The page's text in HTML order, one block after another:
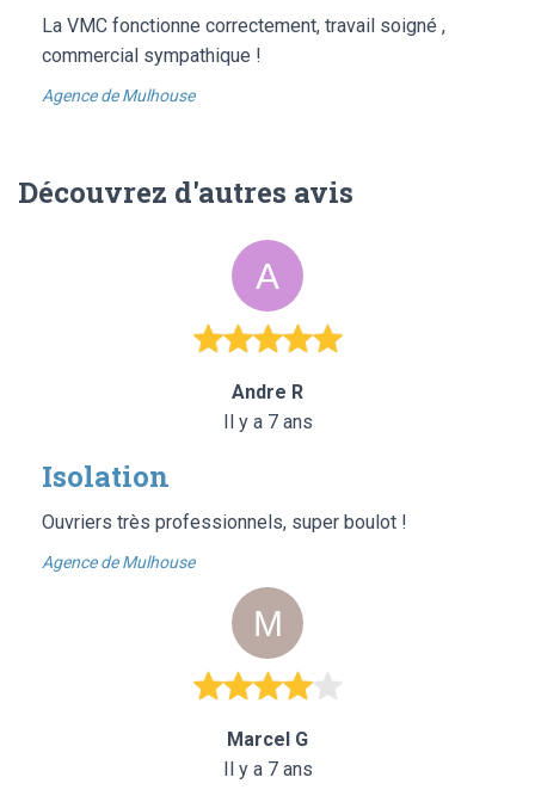
La VMC fonctionne correctement, travail soigné ,
commercial sympathique !
Agence de Mulhouse
Découvrez d'autres avis
Andre R
Il y a 7 ans
Isolation
Ouvriers très professionnels, super boulot !
Agence de Mulhouse
Marcel G
Il y a 7 ans